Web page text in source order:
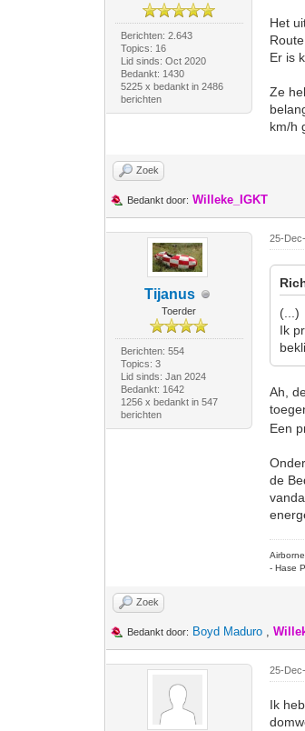
Berichten: 2.643
Topics: 16
Lid sinds: Oct 2020
Bedankt: 1430
5225 x bedankt in 2486
berichten
Het
Er is
Ze
km/h
Zoek
Bedankt door: Willeke_IGKT
Tijanus
Toerder
Berichten: 554
Topics: 3
Lid sinds: Jan 2024
Bedankt: 1642
1256 x bedankt in 547
berichten
25-
(...)
Ik
Ah,
Een
de
- Hase
Zoek
Bedankt door: Boyd Maduro ,
25-
Ik